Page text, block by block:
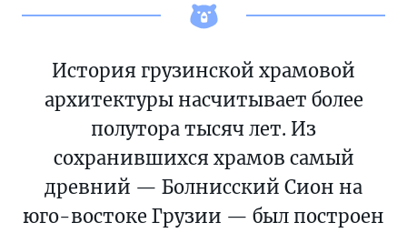
История грузинской храмовой
архитектуры насчитывает более
полутора тысяч лет. Из
сохранившихся храмов самый
древний — Болнисский Сион на
юго-востоке Грузии — был построен